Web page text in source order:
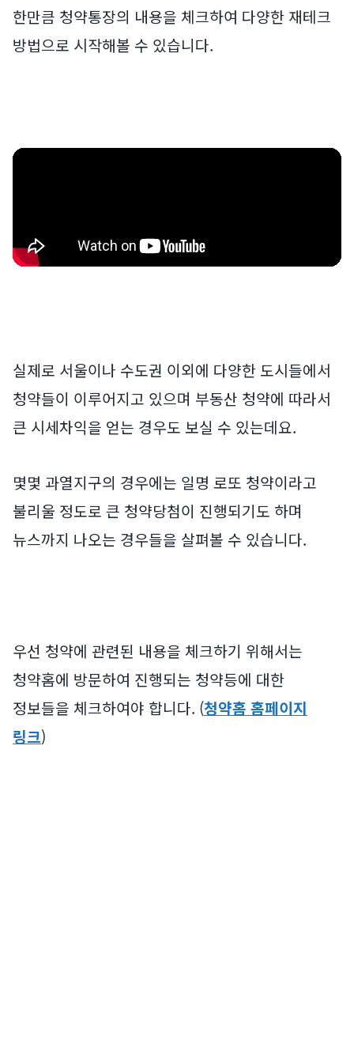
한만큼 청약통장의 내용을 체크하여 다양한 재테크
방법으로 시작해볼 수 있습니다.
실제로 서울이나 수도권 이외에 다양한 도시들에서
청약들이 이루어지고 있으며 부동산 청약에 따라서
큰 시세차익을 얻는 경우도 보실 수 있는데요.
몇몇 과열지구의 경우에는 일명 로또 청약이라고
불리울 정도로 큰 청약당첨이 진행되기도 하며
뉴스까지 나오는 경우들을 살펴볼 수 있습니다.
우선 청약에 관련된 내용을 체크하기 위해서는
청약홈에 방문하여 진행되는 청약등에 대한
정보들을 체크하여야 합니다. (청약홈 홈페이지
링크)